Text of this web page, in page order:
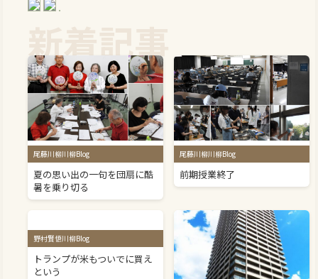
新着記事
尾藤川柳川柳Blog
夏の思い出の一句を団扇に酷
暑を乗り切る
尾藤川柳川柳Blog
前期授業終了
野村賢悟川柳Blog
トランプが米もついでに買え
という